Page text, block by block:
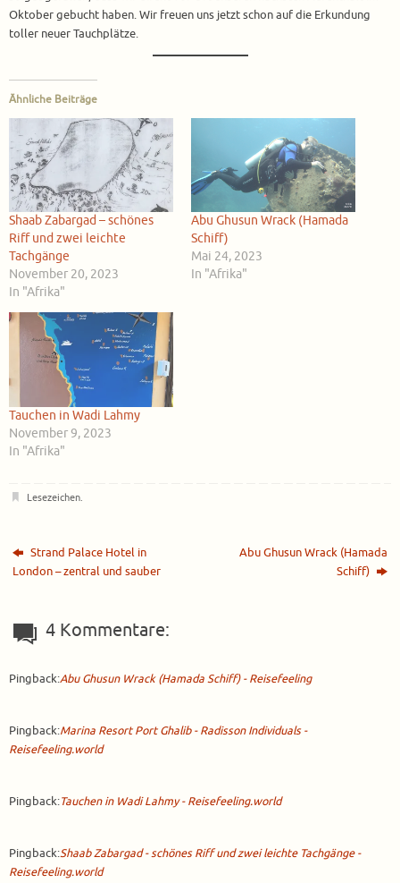
Oktober gebucht haben. Wir freuen uns jetzt schon auf die Erkundung
toller neuer Tauchplätze.
Ähnliche Beiträge
Shaab Zabargad – schönes
Riff und zwei leichte
Tachgänge
November 20, 2023
In "Afrika"
Abu Ghusun Wrack (Hamada
Schiff)
Mai 24, 2023
In "Afrika"
Tauchen in Wadi Lahmy
November 9, 2023
In "Afrika"
Lesezeichen.
Strand Palace Hotel in
London – zentral und sauber
Abu Ghusun Wrack (Hamada
Schiff)
4 Kommentare:
Pingback:Abu Ghusun Wrack (Hamada Schiff) - Reisefeeling
Pingback:Marina Resort Port Ghalib - Radisson Individuals -
Reisefeeling.world
Pingback:Tauchen in Wadi Lahmy - Reisefeeling.world
Pingback:Shaab Zabargad - schönes Riff und zwei leichte Tachgänge -
Reisefeeling.world